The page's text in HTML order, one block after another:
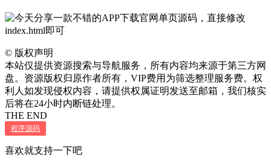
© 版权声明
本站仅提供资源搜索与导航服务，所有内容均来源于第三方网
盘。资源版权归原作者所有，VIP费用为筛选整理服务费。权
利人如发现侵权内容，请提供权属证明发送至邮箱，我们核实
后将在24小时内断链处理。
THE END
程序源码
喜欢就支持一下吧